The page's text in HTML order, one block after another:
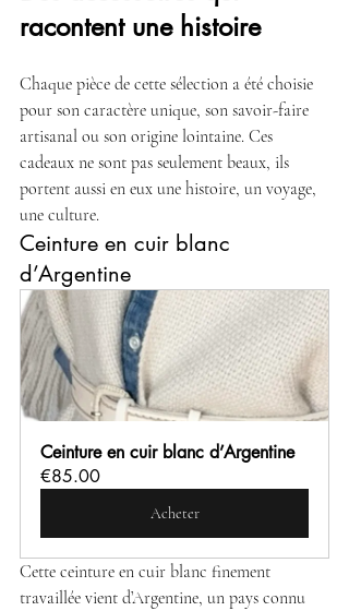
racontent une histoire
Chaque pièce de cette sélection a été choisie
pour son caractère unique, son savoir-faire
artisanal ou son origine lointaine. Ces
cadeaux ne sont pas seulement beaux, ils
portent aussi en eux une histoire, un voyage,
une culture.
Ceinture en cuir blanc
d’Argentine
Ceinture en cuir blanc d’Argentine
€85.00
Acheter
Cette ceinture en cuir blanc finement
travaillée vient d’Argentine, un pays connu